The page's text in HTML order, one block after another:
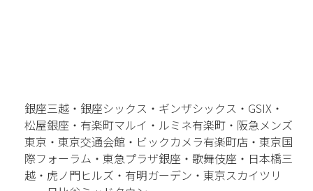
銀座三越・銀座シックス・ギンザシックス・GSIX・
松屋銀座・有楽町マルイ・ルミネ有楽町・阪急メンズ
東京・東京交通会館・ビックカメラ有楽町店・東京国
際フォーラム・東急プラザ銀座・歌舞伎座・日本橋三
越・虎ノ門ヒルズ・有明ガーデン・東京スカイツリ